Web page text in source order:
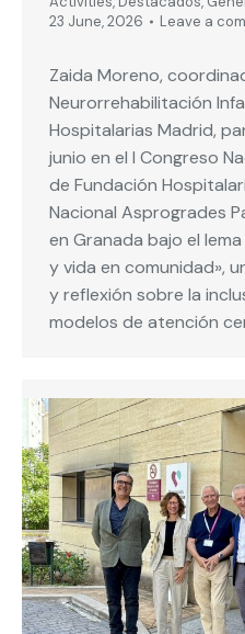
23 June, 2026
Leave a
Zaida Moreno,
Neurorrehabilitación
Hospitalarias Madrid,
junio en el I Congreso
de Fundación
Nacional Asprogrades
en Granada bajo el
y vida en comunidad»,
y reflexión sobre la
modelos de atención